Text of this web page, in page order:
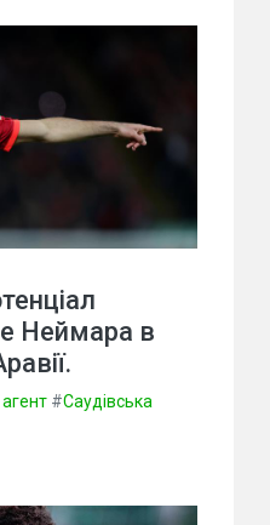
Неймара в
#Саудівська